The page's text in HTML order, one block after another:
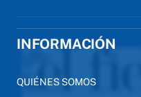
INFORMACIÓN
QUIÉNES SOMOS